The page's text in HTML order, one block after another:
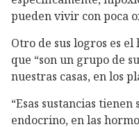
pueden vivir con poca
Otro de sus logros es
que “son un grupo de
nuestras casas, en los
“Esas sustancias
endocrino, en las